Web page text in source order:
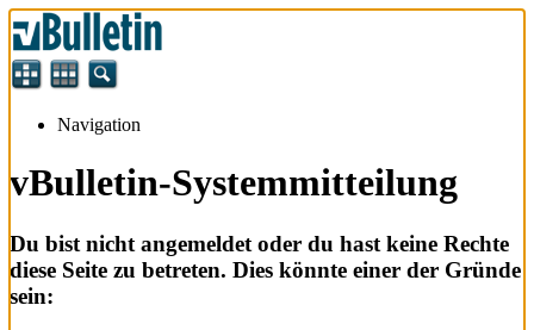
Navigation
vBulletin-Systemmitteilung
Du bist nicht angemeldet oder du hast keine Rechte
diese Seite zu betreten. Dies könnte einer der Gründe
sein: